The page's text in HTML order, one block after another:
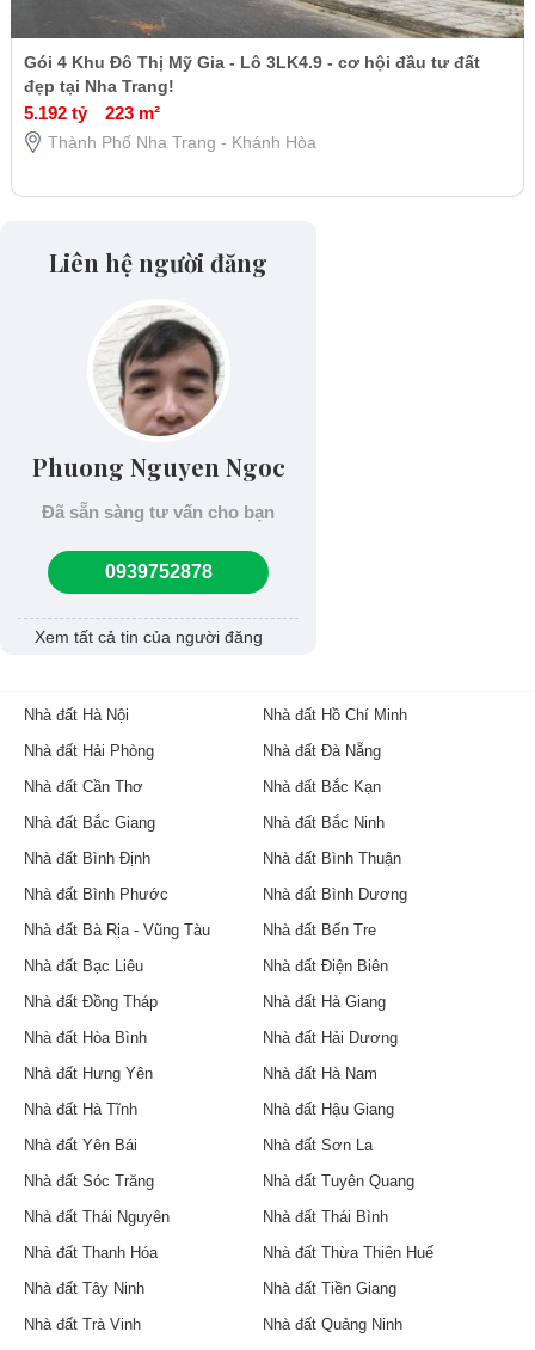
Gói 4 Khu Đô Thị Mỹ Gia - Lô 3LK4.9 - cơ hội đầu tư đất
đẹp tại Nha Trang!
5.192 tỷ 223 m²
Thành Phố Nha Trang - Khánh Hòa
Liên hệ người đăng
Phuong Nguyen Ngoc
Đã sẵn sàng tư vấn cho bạn
0939752878
Xem tất cả tin của người đăng
Nhà đất Hà Nội
Nhà đất Hồ Chí Minh
Nhà đất Hải Phòng
Nhà đất Đà Nẵng
Nhà đất Cần Thơ
Nhà đất Bắc Kạn
Nhà đất Bắc Giang
Nhà đất Bắc Ninh
Nhà đất Bình Định
Nhà đất Bình Thuận
Nhà đất Bình Phước
Nhà đất Bình Dương
Nhà đất Bà Rịa - Vũng Tàu
Nhà đất Bến Tre
Nhà đất Bạc Liêu
Nhà đất Điện Biên
Nhà đất Đồng Tháp
Nhà đất Hà Giang
Nhà đất Hòa Bình
Nhà đất Hải Dương
Nhà đất Hưng Yên
Nhà đất Hà Nam
Nhà đất Hà Tĩnh
Nhà đất Hậu Giang
Nhà đất Yên Bái
Nhà đất Sơn La
Nhà đất Sóc Trăng
Nhà đất Tuyên Quang
Nhà đất Thái Nguyên
Nhà đất Thái Bình
Nhà đất Thanh Hóa
Nhà đất Thừa Thiên Huế
Nhà đất Tây Ninh
Nhà đất Tiền Giang
Nhà đất Trà Vinh
Nhà đất Quảng Ninh